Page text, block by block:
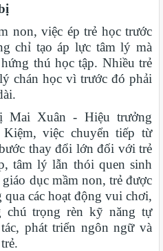
non, việc ép trẻ học trước
chỉ tạo áp lực tâm lý mà
thú học tập. Nhiều trẻ
chán học vì trước đó phải
Mai Xuân - Hiệu trưởng
việc chuyển tiếp từ
thay đổi lớn đối với trẻ
tâm lý lẫn thói quen sinh
dục mầm non, trẻ được
các hoạt động vui chơi,
chú trọng rèn kỹ năng tự
phát triển ngôn ngữ và